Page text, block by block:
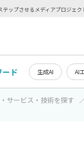
テップさせるメディアプロジェク
ード 生成AI AI
サービス・技術を探す